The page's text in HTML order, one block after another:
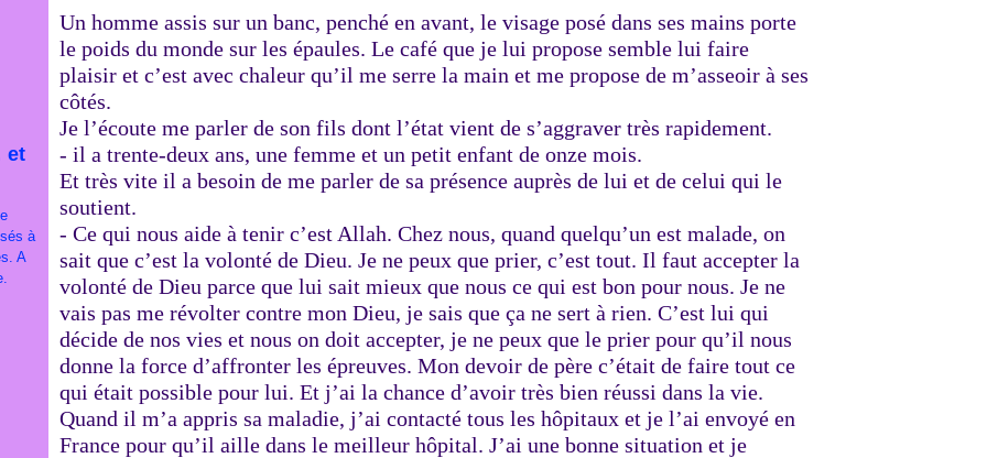
et
à
A
Un homme assis sur un banc, penché en avant, le visage posé dans ses mains porte
le poids du monde sur les épaules. Le café que je lui propose semble lui faire
plaisir et c’est avec chaleur qu’il me serre la main et me propose de m’asseoir à ses
côtés.
Je l’écoute me parler de son fils dont l’état vient de s’aggraver très rapidement.
- il a trente-deux ans, une femme et un petit enfant de onze mois.
Et très vite il a besoin de me parler de sa présence auprès de lui et de celui qui le
soutient.
- Ce qui nous aide à tenir c’est Allah. Chez nous, quand quelqu’un est malade, on
sait que c’est la volonté de Dieu. Je ne peux que prier, c’est tout. Il faut accepter la
volonté de Dieu parce que lui sait mieux que nous ce qui est bon pour nous. Je ne
vais pas me révolter contre mon Dieu, je sais que ça ne sert à rien. C’est lui qui
décide de nos vies et nous on doit accepter, je ne peux que le prier pour qu’il nous
donne la force d’affronter les épreuves. Mon devoir de père c’était de faire tout ce
qui était possible pour lui. Et j’ai la chance d’avoir très bien réussi dans la vie.
Quand il m’a appris sa maladie, j’ai contacté tous les hôpitaux et je l’ai envoyé en
France pour qu’il aille dans le meilleur hôpital. J’ai une bonne situation et je